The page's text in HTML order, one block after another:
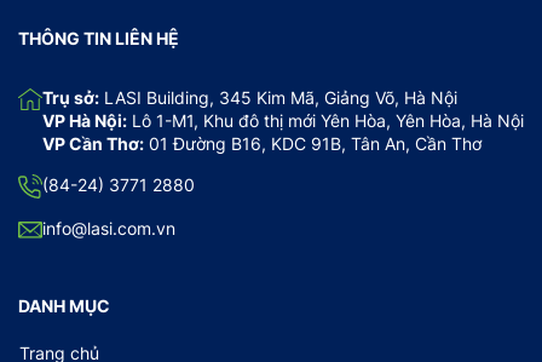
THÔNG TIN LIÊN HỆ
Trụ sở: LASI Building, 345 Kim Mã, Giảng Võ, Hà Nội
VP Hà Nội: Lô 1-M1, Khu đô thị mới Yên Hòa, Yên Hòa, Hà Nội
VP Cần Thơ: 01 Đường B16, KDC 91B, Tân An, Cần Thơ
(84-24) 3771 2880
info@lasi.com.vn
DANH MỤC
Trang chủ